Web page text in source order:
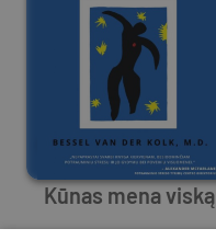
Kūnas mena viską